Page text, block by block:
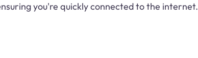
you're quickly connected to the internet.